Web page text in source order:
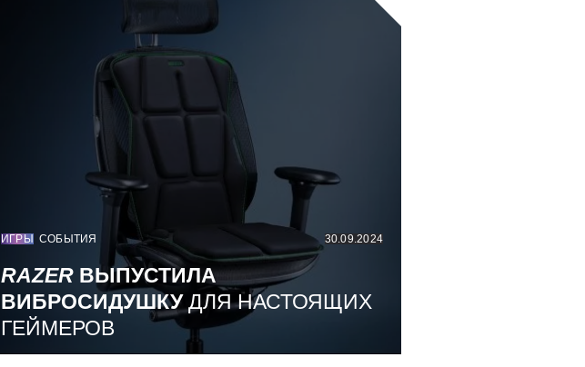
ИГРЫ СОБЫТИЯ 30.09.2024
RAZER ВЫПУСТИЛА
ВИБРОСИДУШКУДЛЯ НАСТОЯЩИХ
ГЕЙМЕРОВ